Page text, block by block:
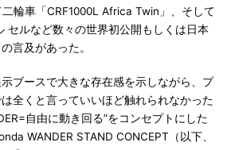
輪車「CRF1000L Africa Twin」、そして
セルなど数々の世界初公開もしくは日本
言及があった。
ブースで大きな存在感を示しながら、プ
全くと言っていいほど触れられなかった
自由に動き回る”をコンセプトにした
WANDER STAND CONCEPT（以下、